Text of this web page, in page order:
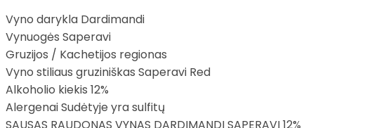
Vyno darykla Dardimandi
Vynuogės Saperavi
Gruzijos / Kachetijos regionas
Vyno stiliaus gruziniškas Saperavi Red
Alkoholio kiekis 12%
Alergenai Sudėtyje yra sulfitų